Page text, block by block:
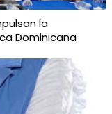
la
Dominicana